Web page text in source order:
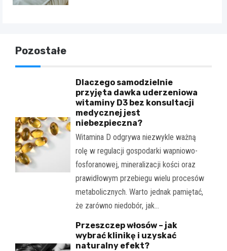
Pozostałe
Dlaczego samodzielnie
przyjęta dawka uderzeniowa
witaminy D3 bez konsultacji
medycznej jest
niebezpieczna?
Witamina D odgrywa niezwykle ważną
rolę w regulacji gospodarki wapniowo-
fosforanowej, mineralizacji kości oraz
prawidłowym przebiegu wielu procesów
metabolicznych. Warto jednak pamiętać,
że zarówno niedobór, jak…
Przeszczep włosów – jak
wybrać klinikę i uzyskać
naturalny efekt?